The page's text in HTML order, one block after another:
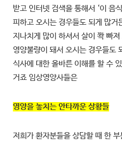
받고 인터넷 검색을 통해서 ‘이 음
피하고 오시는 경우들도 되게 많거
지나치게 많이 하셔서 살이 쫙 빠
영양불량이 돼서 오시는 경우들도
식사에 대한 올바른 이해를 할 수
거죠 임상영양사들은
영양을 놓치는 안타까운 상황들
저희가 환자분들을 상담할 때 한